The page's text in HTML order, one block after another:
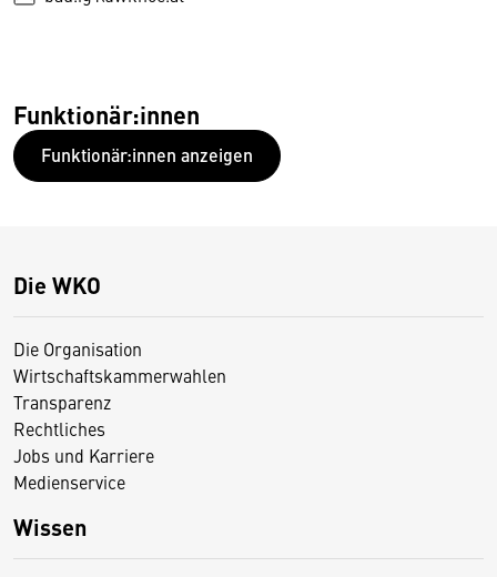
Funktionär:innen
Funktionär:innen anzeigen
Die WKO
Die Organisation
Wirtschaftskammerwahlen
Transparenz
Rechtliches
Jobs und Karriere
Medienservice
Wissen